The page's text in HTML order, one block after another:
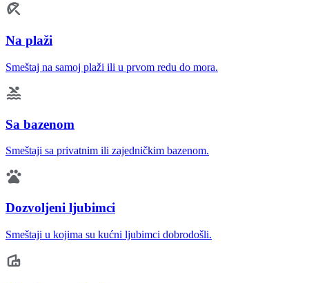
Na plaži
Smeštaj na samoj plaži ili u prvom redu do mora.
Sa bazenom
Smeštaji sa privatnim ili zajedničkim bazenom.
Dozvoljeni ljubimci
Smeštaji u kojima su kućni ljubimci dobrodošli.